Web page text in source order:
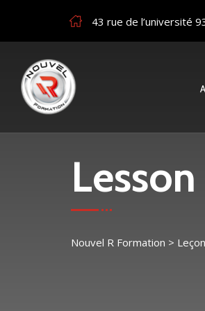
43 rue de l’université
Nouvel R Formation >